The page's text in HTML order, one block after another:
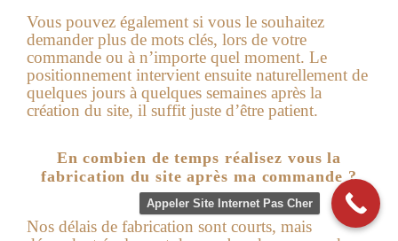
Vous pouvez également si vous le souhaitez
demander plus de mots clés, lors de votre
commande ou à n’importe quel moment. Le
positionnement intervient ensuite naturellement de
quelques jours à quelques semaines après la
création du site, il suffit juste d’être patient.
En combien de temps réalisez vous la
fabrication du site après ma commande ?
Nos délais de fabrication sont courts, mais
Appeler Site Internet Pas Cher